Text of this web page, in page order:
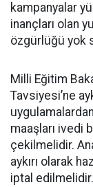
kampanyalar
inançları olan
özgürlüğü yok
Milli Eğitim
Tavsiyesi’ne
maaşları ivedi
çekilmelidir.
aykırı olarak
iptal